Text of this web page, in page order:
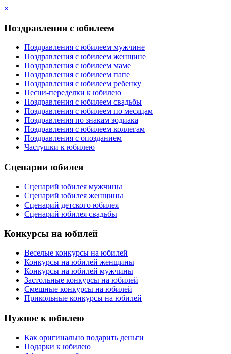
×
Поздравления с юбилеем
Поздравления с юбилеем мужчине
Поздравления с юбилеем женщине
Поздравления с юбилеем маме
Поздравления с юбилеем папе
Поздравления с юбилеем ребенку
Песни-переделки к юбилею
Поздравления с юбилеем свадьбы
Поздравления с юбилеем по месяцам
Поздравления по знакам зодиака
Поздравления с юбилеем коллегам
Поздравления с опозданием
Частушки к юбилею
Сценарии юбилея
Сценарий юбилея мужчины
Сценарий юбилея женщины
Сценарий детского юбилея
Сценарий юбилея свадьбы
Конкурсы на юбилей
Веселые конкурсы на юбилей
Конкурсы на юбилей женщины
Конкурсы на юбилей мужчины
Застольные конкурсы на юбилей
Смешные конкурсы на юбилей
Прикольные конкурсы на юбилей
Нужное к юбилею
Как оригинально подарить деньги
Подарки к юбилею